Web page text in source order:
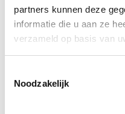
partners kunnen deze
informatie die u aan ze
verzameld op basis van
Noodzakelijk
Liever
Vera ?
Mail: info@dim-